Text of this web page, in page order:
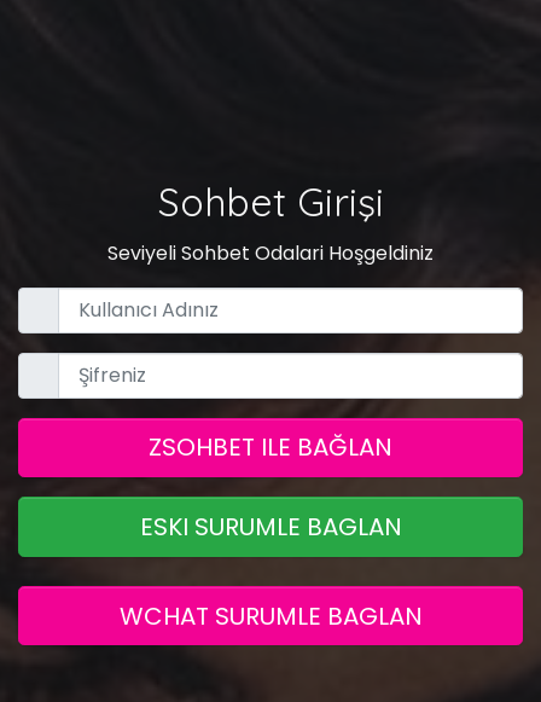
Sohbet Girişi
Seviyeli Sohbet Odalari Hoşgeldiniz
ZSOHBET ILE BAĞLAN
ESKI SURUMLE BAGLAN
WCHAT SURUMLE BAGLAN